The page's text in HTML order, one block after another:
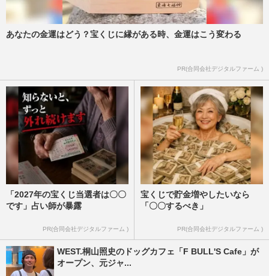
あなたの金運はどう？宝くじに縁がある時、金運はこう変わる
PR(合同会社デジタルファーム )
「2027年の宝くじ当選者は〇〇
です」占い師が暴露
PR(合同会社デジタルファーム )
宝くじで貯金増やしたいなら
「〇〇するべき」
PR(合同会社デジタルファーム )
WEST.桐山照史のドッグカフェ「F BULL'S Cafe」が
オープン、元ジャ...